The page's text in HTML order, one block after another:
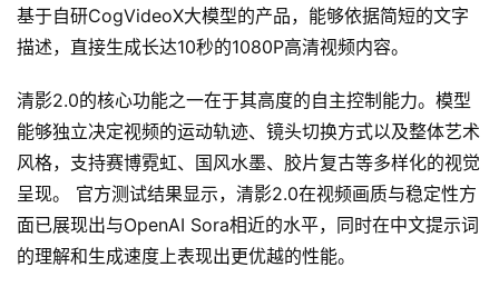
G
O
A
I
应
基于自研CogVideoX大模型的产品，能够依据简短的文字
描述，直接生成长达10秒的1080P高清视频内容。
清影2.0的核心功能之一在于其高度的自主控制能力。模型
能够独立决定视频的运动轨迹、镜头切换方式以及整体艺术
风格，支持赛博霓虹、国风水墨、胶片复古等多样化的视觉
呈现。 官方测试结果显示，清影2.0在视频画质与稳定性方
面已展现出与OpenAI Sora相近的水平，同时在中文提示词
的理解和生成速度上表现出更优越的性能。